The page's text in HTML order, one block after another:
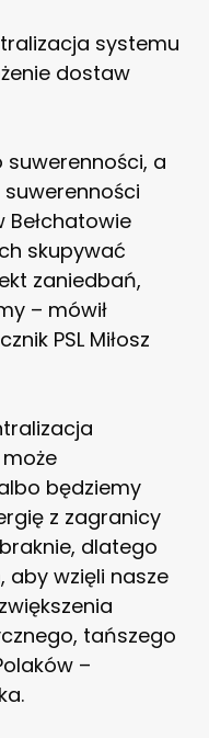
systemu
dostaw
suwerenności, a
Bełchatowie
skupywać
zaniedbań,
– mówił
PSL Miłosz
będziemy
z zagranicy
dlatego
aby wzięli nasze
tańszego
–